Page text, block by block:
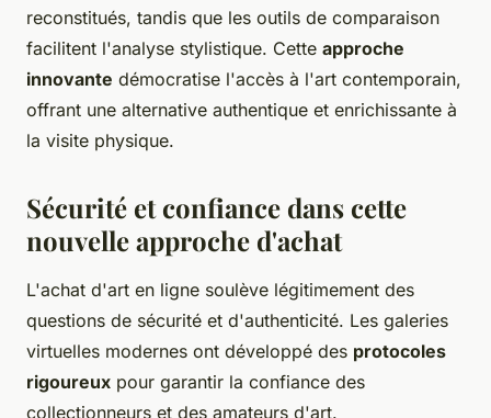
reconstitués, tandis que les outils de comparaison
facilitent l'analyse stylistique. Cette approche
innovante démocratise l'accès à l'art contemporain,
offrant une alternative authentique et enrichissante à
la visite physique.
Sécurité et confiance dans cette
nouvelle approche d'achat
L'achat d'art en ligne soulève légitimement des
questions de sécurité et d'authenticité. Les galeries
virtuelles modernes ont développé des protocoles
rigoureux pour garantir la confiance des
collectionneurs et des amateurs d'art.